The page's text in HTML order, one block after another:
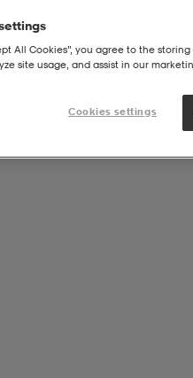
All Cookies”, you agree to the
site usage, and assist in our
Cookies settings